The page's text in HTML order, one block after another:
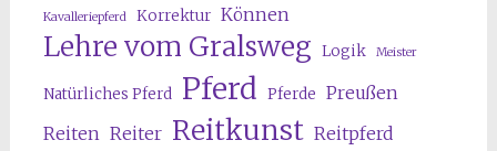
Kavalleriepferd Korrektur Können
Lehre vom Gralsweg Logik Meister
Natürliches Pferd Pferd Pferde Preußen
Reiten Reiter Reitkunst Reitpferd